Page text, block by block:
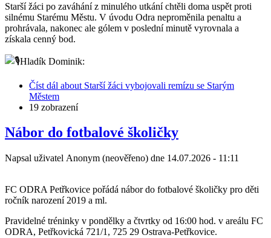
Starší žáci po zaváhání z minulého utkání chtěli doma uspět proti
silnému Starému Městu. V úvodu Odra neproměnila penaltu a
prohrávala, nakonec ale gólem v poslední minutě vyrovnala a
získala cenný bod.
Hladík Dominik:
Číst dál about Starší žáci vybojovali remízu se Starým
Městem
19 zobrazení
Nábor do fotbalové školičky
Napsal uživatel Anonym (neověřeno) dne 14.07.2026 - 11:11
FC ODRA Petřkovice pořádá nábor do fotbalové školičky pro děti
ročník narození 2019 a ml.
Pravidelné tréninky v pondělky a čtvrtky od 16:00 hod. v areálu FC
ODRA, Petřkovická 721/1, 725 29 Ostrava-Petřkovice.